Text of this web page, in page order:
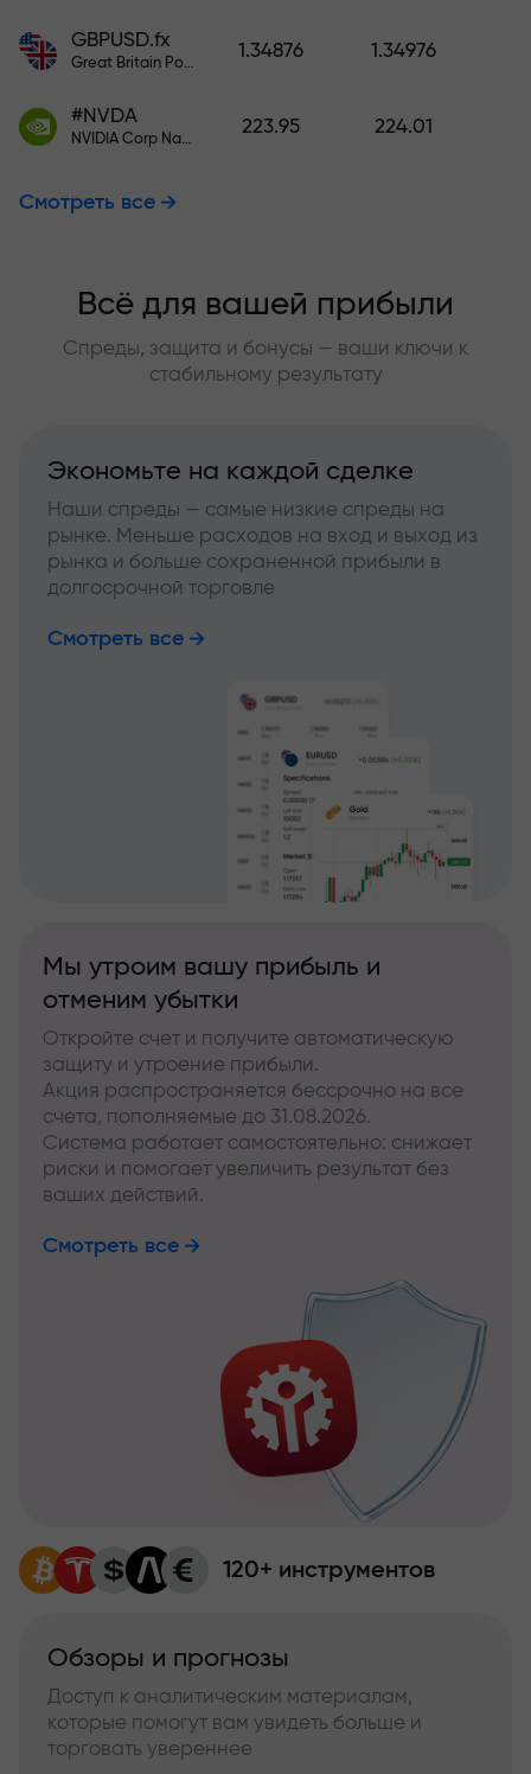
GBPUSD.fx
Great Britain Pound vs US Dollar
1.34876 1.34976
#NVDA
NVIDIA Corp Nasdaq Stock Exchange (Nasdaq) USD
223.95 224.01
Смотреть все
Всё для вашей прибыли
Спреды, защита и бонусы — ваши ключи к
стабильному результату
Экономьте на каждой сделке
Наши спреды — самые низкие спреды на
рынке. Меньше расходов на вход и выход из
рынка и больше сохраненной прибыли в
долгосрочной торговле
Смотреть все
Мы утроим вашу прибыль и
отменим убытки
Откройте счет и получите автоматическую
защиту и утроение прибыли.
Акция распространяется бессрочно на все
счета, пополняемые до 31.08.2026.
Система работает самостоятельно: снижает
риски и помогает увеличить результат без
ваших действий.
Смотреть все
120+ инструментов
Обзоры и прогнозы
Доступ к аналитическим материалам,
которые помогут вам увидеть больше и
торговать увереннее